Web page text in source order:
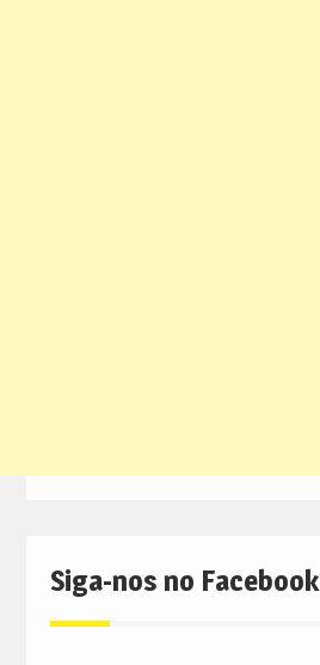
Siga-nos no Facebook